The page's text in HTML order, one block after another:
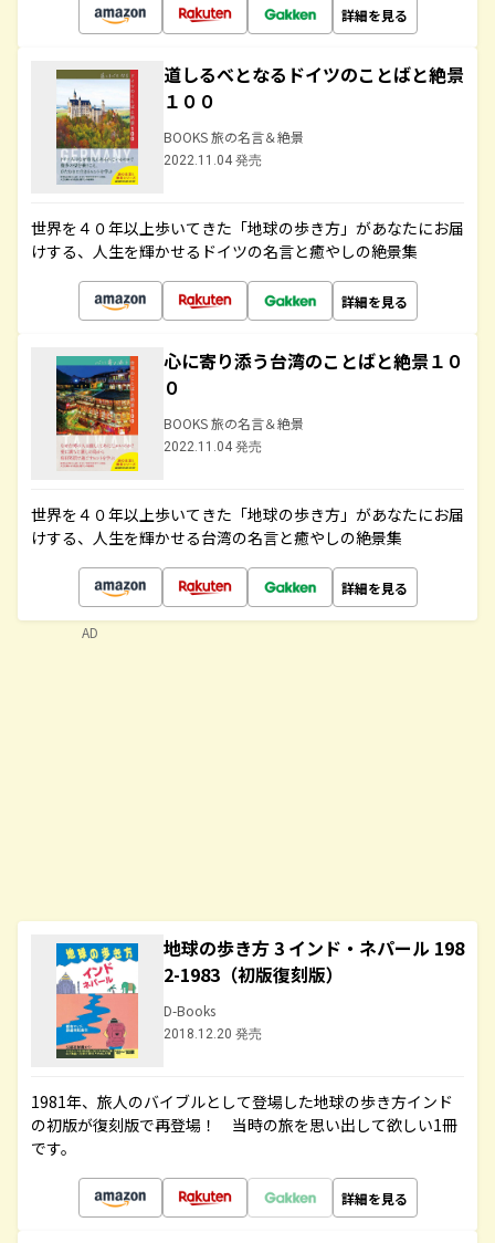
詳細を見る
道しるべとなるドイツのことばと絶景
１００
BOOKS 旅の名言＆絶景
2022.11.04 発売
世界を４０年以上歩いてきた「地球の歩き方」があなたにお届
けする、人生を輝かせるドイツの名言と癒やしの絶景集
詳細を見る
心に寄り添う台湾のことばと絶景１０
０
BOOKS 旅の名言＆絶景
2022.11.04 発売
世界を４０年以上歩いてきた「地球の歩き方」があなたにお届
けする、人生を輝かせる台湾の名言と癒やしの絶景集
詳細を見る
地球の歩き方 3 インド・ネパール 198
2-1983（初版復刻版）
D-Books
2018.12.20 発売
1981年、旅人のバイブルとして登場した地球の歩き方インド
の初版が復刻版で再登場！ 当時の旅を思い出して欲しい1冊
です。
詳細を見る
AD